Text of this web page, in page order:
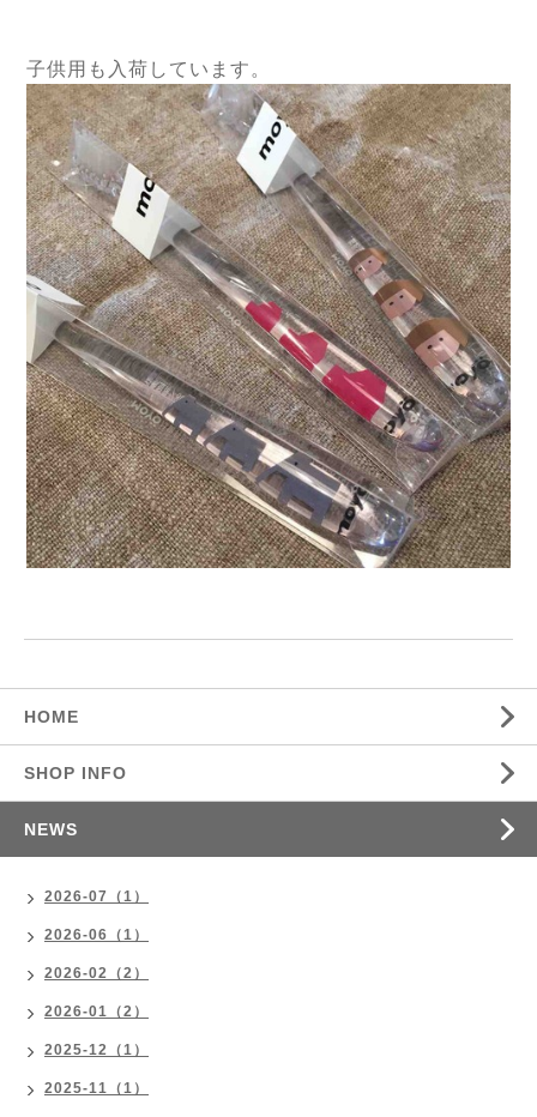
子供用も入荷しています。
HOME
SHOP INFO
NEWS
2026-07（1）
2026-06（1）
2026-02（2）
2026-01（2）
2025-12（1）
2025-11（1）